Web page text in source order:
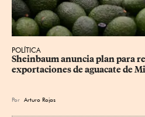
POLÍTICA
Sheinbaum anuncia plan para
exportaciones de aguacate de
Por Arturo Rojas